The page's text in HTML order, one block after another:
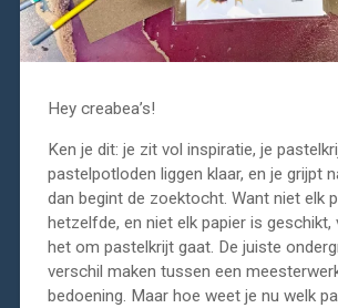
Hey creabea’s!
Ken je dit: je zit vol inspiratie, je
pastelpotloden liggen klaar, en je grijpt
dan begint de zoektocht. Want niet elk
hetzelfde, en niet elk papier is geschikt,
het om pastelkrijt gaat. De juiste
verschil maken tussen een
bedoening. Maar hoe weet je nu welk